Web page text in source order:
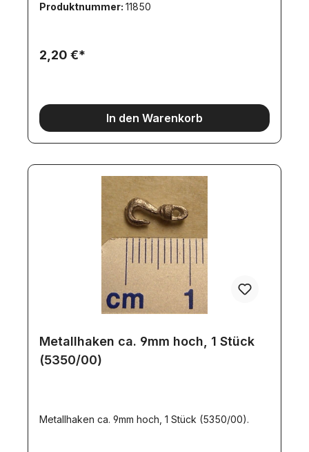
Produktnummer: 11850
2,20 €*
In den Warenkorb
Metallhaken ca. 9mm hoch, 1 Stück
(5350/00)
Metallhaken ca. 9mm hoch, 1 Stück (5350/00).